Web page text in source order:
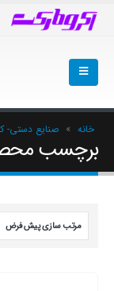
خانه » صنایع دستی-
برچسب